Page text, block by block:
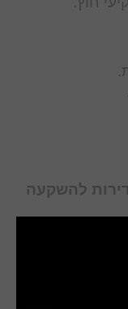
להשקעה